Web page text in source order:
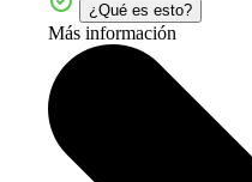
¿Qué es esto?
Más información